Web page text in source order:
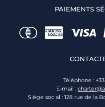
PAIEMENTS
Téléphone :
E-mail :
Siège social : 128 rue de la